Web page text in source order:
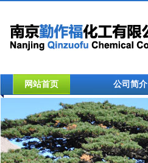
网站首页 公司简介